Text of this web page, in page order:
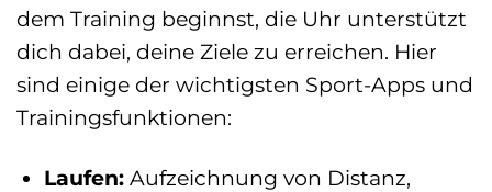
dem Training beginnst, die Uhr unterstützt
dich dabei, deine Ziele zu erreichen. Hier
sind einige der wichtigsten Sport-Apps und
Trainingsfunktionen:
Laufen:Aufzeichnung von Distanz,